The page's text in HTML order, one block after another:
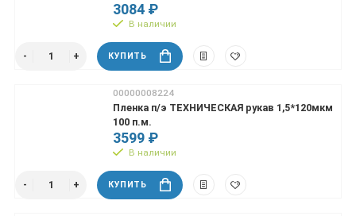
3084 ₽
В наличии
КУПИТЬ
00000008224
Пленка п/э ТЕХНИЧЕСКАЯ рукав 1,5*120мкм
100 п.м.
3599 ₽
В наличии
КУПИТЬ